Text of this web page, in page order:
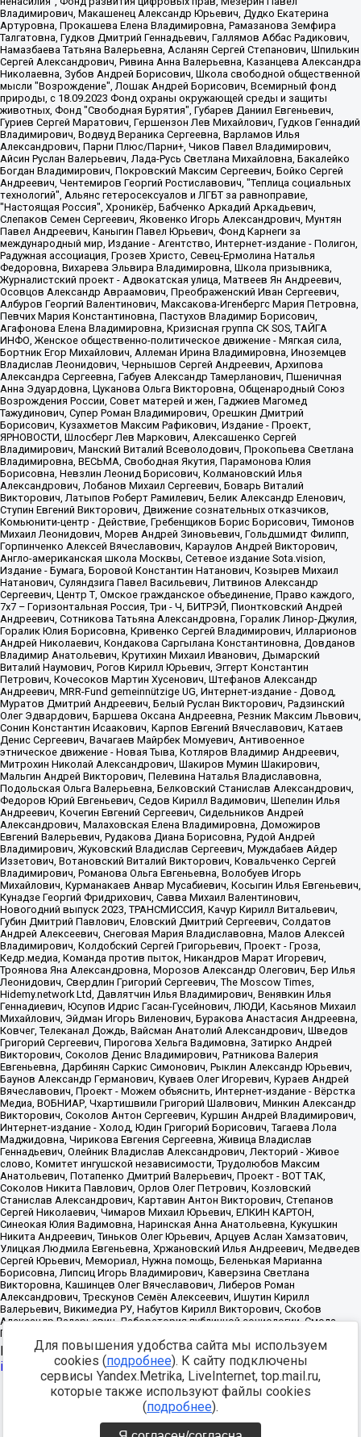
Источник:https://minjust.gov.ru/uploaded/files/reestr-
inostrannyih-agentov-22-03-2024.pdfданные на22.03.2024
Разработка -
Для повышения удобства сайта мы используем
cookies (подробнее). К сайту подключены
сервисы Yandex.Metrika, LiveInternet, top.mail.ru,
которые также используют файлы cookies
(подробнее).